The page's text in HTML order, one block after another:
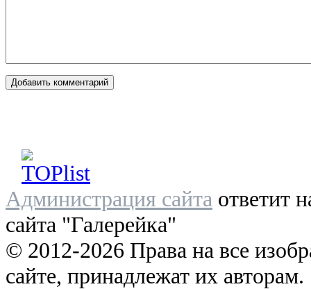
Администрация сайта ответит
сайта "Галерейка"
© 2012-2026 Права на все
сайте, принадлежат их авторам.